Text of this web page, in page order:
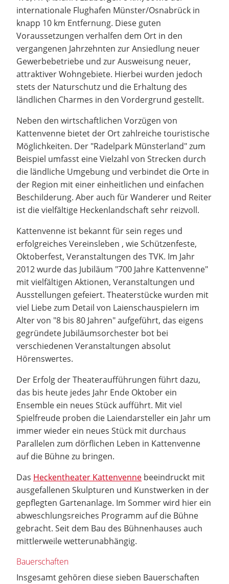
internationale Flughafen Münster/Osnabrück in
knapp 10 km Entfernung. Diese guten
Voraussetzungen verhalfen dem Ort in den
vergangenen Jahrzehnten zur Ansiedlung neuer
Gewerbebetriebe und zur Ausweisung neuer,
attraktiver Wohngebiete. Hierbei wurden jedoch
stets der Naturschutz und die Erhaltung des
ländlichen Charmes in den Vordergrund gestellt.
Neben den wirtschaftlichen Vorzügen von
Kattenvenne bietet der Ort zahlreiche touristische
Möglichkeiten. Der "Radelpark Münsterland" zum
Beispiel umfasst eine Vielzahl von Strecken durch
die ländliche Umgebung und verbindet die Orte in
der Region mit einer einheitlichen und einfachen
Beschilderung. Aber auch für Wanderer und Reiter
ist die vielfältige Heckenlandschaft sehr reizvoll.
Kattenvenne ist bekannt für sein reges und
erfolgreiches Vereinsleben , wie Schützenfeste,
Oktoberfest, Veranstaltungen des TVK. Im Jahr
2012 wurde das Jubiläum "700 Jahre Kattenvenne"
mit vielfältigen Aktionen, Veranstaltungen und
Ausstellungen gefeiert. Theaterstücke wurden mit
viel Liebe zum Detail von Laienschauspielern im
Alter von "8 bis 80 Jahren" aufgeführt, das eigens
gegründete Jubiläumsorchester bot bei
verschiedenen Veranstaltungen absolut
Hörenswertes.
Der Erfolg der Theateraufführungen führt dazu,
das bis heute jedes Jahr Ende Oktober ein
Ensemble ein neues Stück aufführt. Mit viel
Spielfreude proben die Laiendarsteller ein Jahr um
immer wieder ein neues Stück mit durchaus
Parallelen zum dörflichen Leben in Kattenvenne
auf die Bühne zu bringen.
Das Heckentheater Kattenvenne beeindruckt mit
ausgefallenen Skulpturen und Kunstwerken in der
gepflegten Gartenanlage. Im Sommer wird hier ein
abweschlungsreiches Programm auf die Bühne
gebracht. Seit dem Bau des Bühnenhauses auch
mittlerweile wetterunabhängig.
Bauerschaften
Insgesamt gehören diese sieben Bauerschaften